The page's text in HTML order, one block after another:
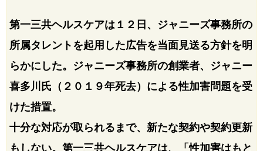
第一三共ヘルスケアは１２日、ジャニーズ事務所の
所属タレントを起用した広告を当面見送る方針を明
らかにした。ジャニーズ事務所の創業者、ジャニー
喜多川氏（２０１９年死去）による性加害問題を受
けた措置。
十分な対応が取られるまで、新たな契約や契約更新
もしない。第一三共ヘルスケアは、「性加害はもと